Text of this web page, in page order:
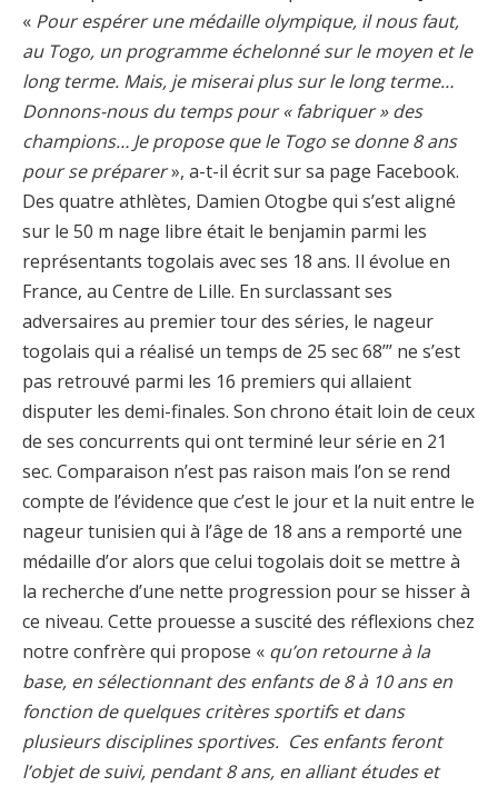
« Pour espérer une médaille olympique, il nous faut,
au Togo, un programme échelonné sur le moyen et le
long terme. Mais, je miserai plus sur le long terme…
Donnons-nous du temps pour « fabriquer » des
champions… Je propose que le Togo se donne 8 ans
pour se préparer», a-t-il écrit sur sa page Facebook.
Des quatre athlètes, Damien Otogbe qui s’est aligné
sur le 50 m nage libre était le benjamin parmi les
représentants togolais avec ses 18 ans. Il évolue en
France, au Centre de Lille. En surclassant ses
adversaires au premier tour des séries, le nageur
togolais qui a réalisé un temps de 25 sec 68’’’ ne s’est
pas retrouvé parmi les 16 premiers qui allaient
disputer les demi-finales. Son chrono était loin de ceux
de ses concurrents qui ont terminé leur série en 21
sec. Comparaison n’est pas raison mais l’on se rend
compte de l’évidence que c’est le jour et la nuit entre le
nageur tunisien qui à l’âge de 18 ans a remporté une
médaille d’or alors que celui togolais doit se mettre à
la recherche d’une nette progression pour se hisser à
ce niveau. Cette prouesse a suscité des réflexions chez
notre confrère qui propose « qu’on retourne à la
base, en sélectionnant des enfants de 8 à 10 ans en
fonction de quelques critères sportifs et dans
plusieurs disciplines sportives. Ces enfants feront
l’objet de suivi, pendant 8 ans, en alliant études et